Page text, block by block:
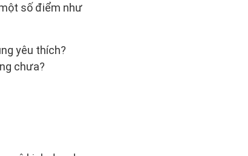
số điểm như
yêu thích?
chưa?